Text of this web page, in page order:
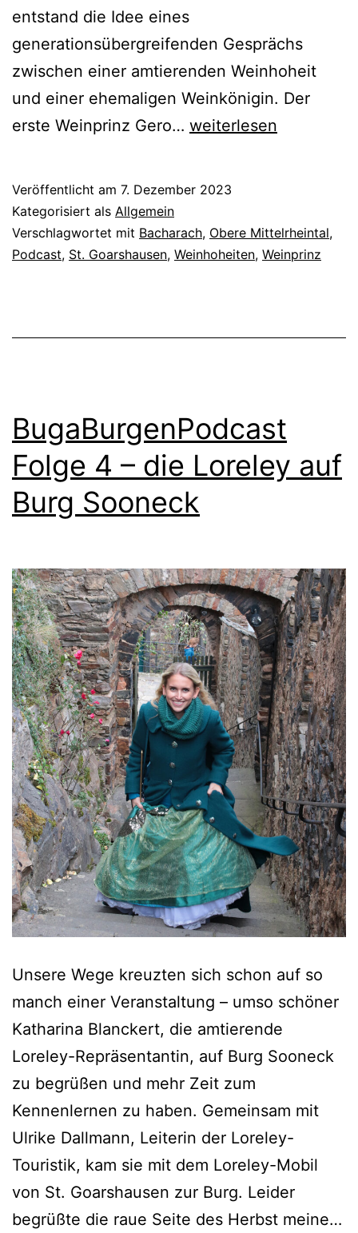
entstand die Idee eines
generationsübergreifenden Gesprächs
zwischen einer amtierenden Weinhoheit
und einer ehemaligen Weinkönigin. Der
erste Weinprinz Gero… BugaBurgenPodcast
–
damals
weiterlesen
Veröffentlicht am 7. Dezember 2023
Kategorisiert als Allgemein
Verschlagwortet mit Bacharach, Obere Mittelrheintal,
Podcast, St. Goarshausen, Weinhoheiten, Weinprinz
BugaBurgenPodcast
Folge 4 – die Loreley auf
Burg Sooneck
Unsere Wege kreuzten sich schon auf so
manch einer Veranstaltung – umso schöner
Katharina Blanckert, die amtierende
Loreley-Repräsentantin, auf Burg Sooneck
zu begrüßen und mehr Zeit zum
Kennenlernen zu haben. Gemeinsam mit
Ulrike Dallmann, Leiterin der Loreley-
Touristik, kam sie mit dem Loreley-Mobil
von St. Goarshausen zur Burg. Leider
begrüßte die raue Seite des Herbst meine…